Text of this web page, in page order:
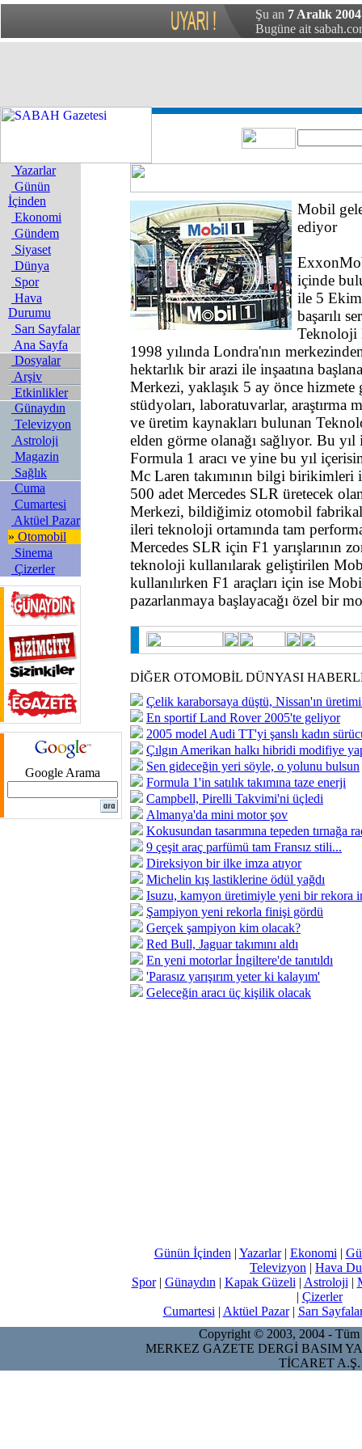
Şu an 7 Aralık 2004
Bugüne ait
Yazarlar
Günün
İçinden
Ekonomi
Gündem
Siyaset
Dünya
Spor
Hava
Durumu
Sarı Sayfalar
Ana Sayfa
Dosyalar
Arşiv
Etkinlikler
Günaydın
Televizyon
Astroloji
Magazin
Sağlık
Cuma
Cumartesi
Aktüel Pazar
» Otomobil
Sinema
Çizerler
Google Arama
Mobil
ediyor
içinde
ile 5
başarılı
Teknoloji
1998 yılında Londra'nın
hektarlık bir arazi ile inşaatına
Merkezi, yaklaşık 5 ay önce
stüdyoları, laboratuvarlar, araştırma
ve üretim kaynakları bulunan
elden görme olanağı sağlıyor. Bu
Formula 1 aracı ve yine bu yıl
Mc Laren takımının bilgi birikimleri
500 adet Mercedes SLR üretecek
Merkezi, bildiğimiz otomobil
ileri teknoloji ortamında tam
Mercedes SLR için F1 yarışlarının
teknoloji kullanılarak geliştirilen
kullanılırken F1 araçları için ise
pazarlanmaya başlayacağı özel bir
DİĞER OTOMOBİL DÜNYASI
Çelik karaborsaya düştü, Nissan'ın üretimi
En sportif Land Rover 2005'te geliyor
2005 model Audi TT'yi şanslı kadın
Çılgın Amerikan halkı hibridi modifiye
Sen gideceğin yeri söyle, o yolunu bulsun
Formula 1'in satılık takımına taze enerji
Campbell, Pirelli Takvimi'ni üçledi
Almanya'da mini motor şov
Kokusundan tasarımına tepeden tırnağa
9 çeşit araç parfümü tam Fransız stili...
Direksiyon bir ilke imza atıyor
Michelin kış lastiklerine ödül yağdı
Isuzu, kamyon üretimiyle yeni bir rekora
Şampiyon yeni rekorla finişi gördü
Gerçek şampiyon kim olacak?
Red Bull, Jaguar takımını aldı
En yeni motorlar İngiltere'de tanıtıldı
'Parasız yarışırım yeter ki kalayım'
Geleceğin aracı üç kişilik olacak
Günün İçinden | Yazarlar| Ekonomi |
Televizyon | Hava
Spor| Günaydın | Kapak Güzeli | Astroloji |
| Çizerler
Cumartesi | Aktüel Pazar| Sarı
Copyright © 2003, 2004 - Tüm
MERKEZ GAZETE DERGİ BASIM
TİCARET A.Ş.